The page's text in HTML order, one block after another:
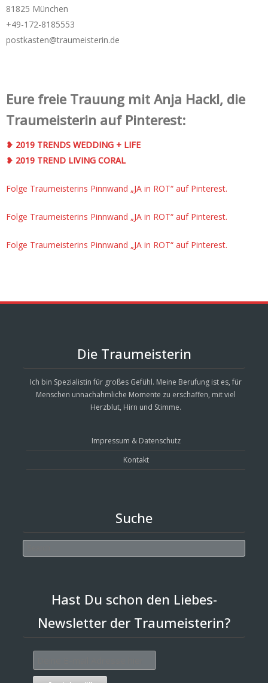
81825 München
+49-172-­8185553
postkasten@traumeisterin.de
Eure freie Trauung mit Anja Hackl, die
Traumeisterin auf Pinterest:
❥ 2019 TRENDS WEDDING + LIFE
❥ 2019 TREND LIVING CORAL
Folge Traumeisterins Pinnwand „JA in ROT“ auf Pinterest.
Folge Traumeisterins Pinnwand „JA in ROT“ auf Pinterest.
Folge Traumeisterins Pinnwand „JA in ROT“ auf Pinterest.
Die Traumeisterin
Ich bin Spezialistin für großes Gefühl. Meine Berufung ist es, für
Menschen unnachahmliche Momente zu erschaffen, mit viel
Herzblut, Hirn und Stimme.
Impressum & Datenschutz
Kontakt
Suche
Hast Du schon den Liebes-
Newsletter der Traumeisterin?